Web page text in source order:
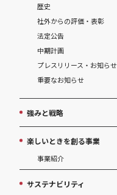
歴史
社外からの評価・表彰
法定公告
中期計画
プレスリリース・お知らせ
重要なお知らせ
強みと戦略
楽しいときを創る事業
事業紹介
サステナビリティ